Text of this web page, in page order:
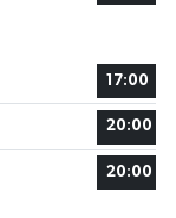
17:00
20:00
20:00